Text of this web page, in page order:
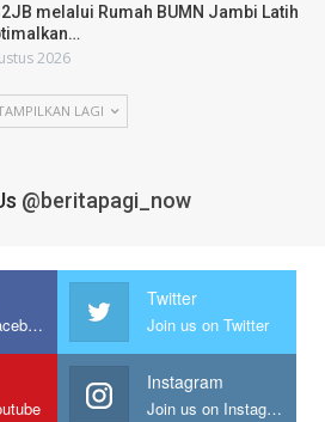
melalui Rumah BUMN Jambi Latih
2026
LAGI
@beritapagi_now
Join us on Facebook
Twitter
Join us on Twitter
Instagram
Join us on Instagram